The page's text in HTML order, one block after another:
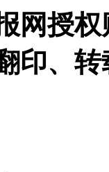
网授
印、转